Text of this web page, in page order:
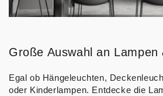
Große Auswahl an Lampen
Egal ob Hängeleuchten,
oder Kinderlampen. Entdecke die